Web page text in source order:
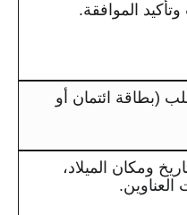
الموافقة.
(بطاقة ائتمان أو
ومكان الميلاد،
العناوين.